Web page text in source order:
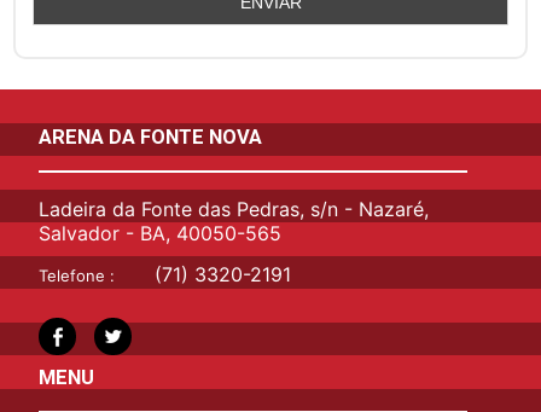
ARENA DA FONTE NOVA
Ladeira da Fonte das Pedras, s/n - Nazaré,
Salvador - BA, 40050-565
Telefone : (71) 3320-2191
MENU